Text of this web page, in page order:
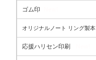
ゴム印
オリジナルノート リング製本
応援ハリセン印刷